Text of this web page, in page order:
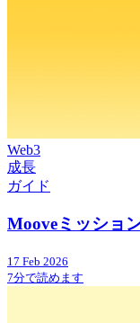
Web3
成長
ガイド
Mooveミッショ
17 Feb 2026
7分で読めます